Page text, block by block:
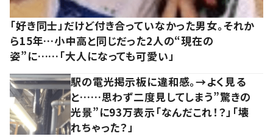
「好き同士」だけど付き合っていなかった男女。それか
ら15年…小中高と同じだった2人の“現在の
姿”に……「大人になっても可愛い」
駅の電光掲示板に違和感。→よく見る
と……思わず二度見してしまう”驚きの
光景”に93万表示「なんだこれ！？」「壊
れちゃった？」